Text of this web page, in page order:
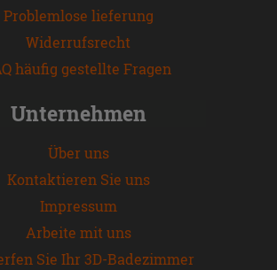
Problemlose lieferung
Widerrufsrecht
häufig gestellte Fragen
Unternehmen
Über uns
Kontaktieren Sie uns
Impressum
Arbeite mit uns
Sie Ihr 3D-Badezimmer